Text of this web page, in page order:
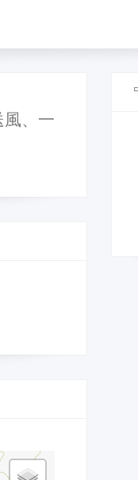
、一